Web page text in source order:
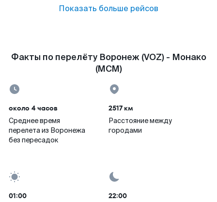
Показать больше рейсов
Факты по перелёту Воронеж (VOZ) - Монако
(MCM)
около 4 часов
Среднее время
перелета из Воронежа
без пересадок
2517 км
Расстояние между
городами
01:00 22:00